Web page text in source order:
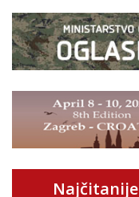
Najčitanije